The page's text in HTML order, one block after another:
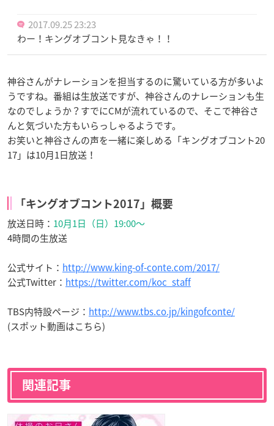
2017.09.25 23:23
わー！キングオブコント見なきゃ！！
神谷さんがナレーションを担当するのに驚いている方が多いよ
うですね。番組は生放送ですが、神谷さんのナレーションも生
なのでしょうか？すでにCMが流れているので、そこで神谷さ
んと気づいた方もいらっしゃるようです。
お笑いと神谷さんの声を一緒に楽しめる「キングオブコント20
17」は10月1日放送！
「キングオブコント2017」概要
放送日時： 10月1日（日）19:00〜
4時間の生放送
公式サイト： http://www.king-of-conte.com/2017/
公式Twitter： https://twitter.com/koc_staff
TBS内特設ページ： http://www.tbs.co.jp/kingofconte/
(スポット動画はこちら)
関連記事